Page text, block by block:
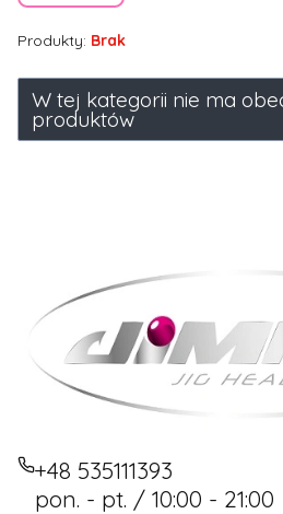
Produkty: Brak
Lista produktów
W tej kategorii nie ma
produktów
+48 535111393
pon. - pt. / 10:00 - 21:00